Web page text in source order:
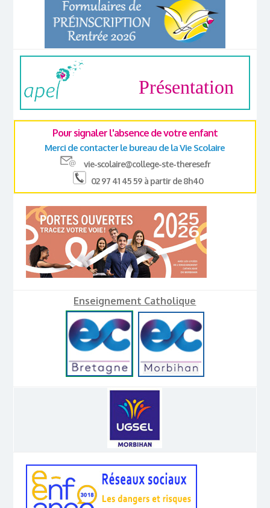
Présentation
Pour signaler l'absence de votre enfant
Merci de contacter le bureau de la Vie Scolaire
vie-scolaire@college-ste-therese.fr
02 97 41 45 59 à partir de 8h40
Enseignement Catholique